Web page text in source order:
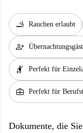
smoking_rooms Rauchen erlaubt
person_add
hail Perfekt für
business_center Perfekt für
Dokumente, die